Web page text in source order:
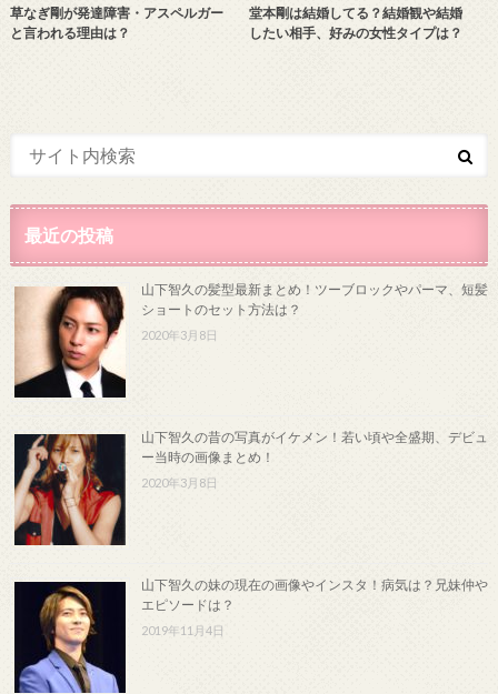
草なぎ剛が発達障害・アスペルガー
と言われる理由は？
堂本剛は結婚してる？結婚観や結婚
したい相手、好みの女性タイプは？
最近の投稿
山下智久の髪型最新まとめ！ツーブロックやパーマ、短髪
ショートのセット方法は？
2020年3月8日
山下智久の昔の写真がイケメン！若い頃や全盛期、デビュ
ー当時の画像まとめ！
2020年3月8日
山下智久の妹の現在の画像やインスタ！病気は？兄妹仲や
エピソードは？
2019年11月4日